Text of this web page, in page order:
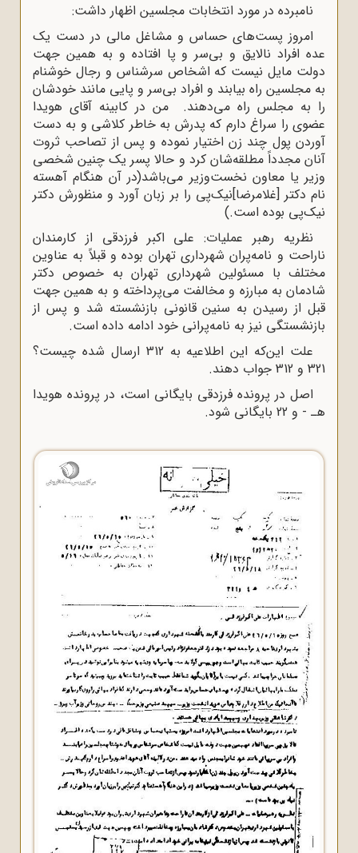
نامبرده در مورد انتخابات مجلسین اظهار داشت:
امروز پست‌های حساس و مشاغل مالی در دست یک
عده افراد نالایق و بی‌سر و پا افتاده و به همین جهت
دولت مایل نیست که اشخاص سرشناس و رجال خوشنام
به مجلسین راه بیابند و افراد بی‌سر و پایی مانند خودشان
را به مجلس راه می‌دهند. من در کابینه آقای هویدا
عضوی را سراغ دارم که پدرش به خاطر کلاشی و به دست
آوردن پول چند زن اختیار نموده و پس از تصاحب ثروت
آنان مجدداً مطلقه‌شان کرد و حالا پسر یک چنین شخصی
وزیر یا معاون نخست‌وزیر می‌باشد(در آن هنگام آهسته
نام دکتر [غلامرضا]نیک‌پی را بر زبان آورد و منظورش دکتر
نیک‌پی بوده است.)
نظریه رهبر عملیات: علی اکبر فرزدقی از کارمندان
ناراحت و نامه‌پران شهرداری تهران بوده و قبلاً به عناوین
مختلف با مسئولین شهرداری تهران به خصوص دکتر
شادمان به مبارزه و مخالفت می‌پرداخته و به همین جهت
قبل از رسیدن به سنین قانونی بازنشسته شد و پس از
بازنشستگی نیز به نامه‌پرانی خود ادامه داده است.
علت این‌که این اطلاعیه به 312 ارسال شده چیست؟
321 و 312 جواب دهند.
اصل در پرونده فرزدقی بایگانی است، در پرونده هویدا
هـ - و 22 بایگانی شود.